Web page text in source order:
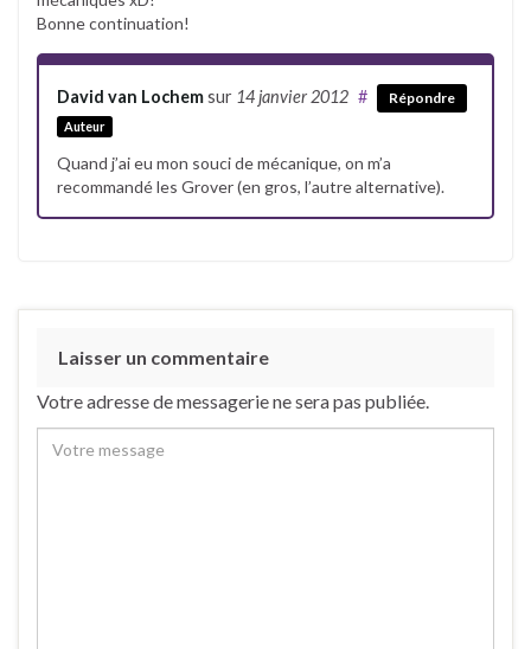
Bonne continuation!
David van Lochemsur 14 janvier 2012
Auteur
# Répondre
Quand j’ai eu mon souci de mécanique, on m’a
recommandé les Grover (en gros, l’autre alternative).
Laisser un commentaire
Votre adresse de messagerie ne sera pas publiée.